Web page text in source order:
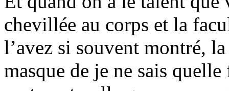
chevillée au corps et la
l’avez si souvent montré,
masque de je ne sais quelle